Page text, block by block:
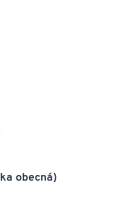
obecná)